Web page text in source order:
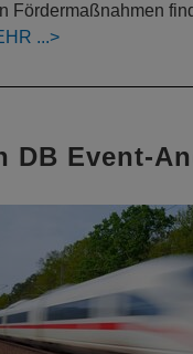
Fördermaßnahmen
DB Event-